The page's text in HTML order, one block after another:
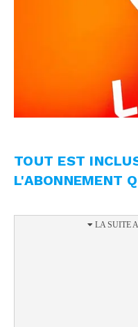
TOUT EST
L'ABONNEMENT